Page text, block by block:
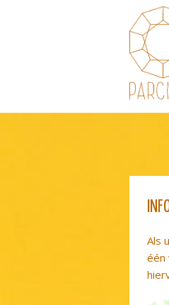
Skip
to
Skip
to
content
Als
één